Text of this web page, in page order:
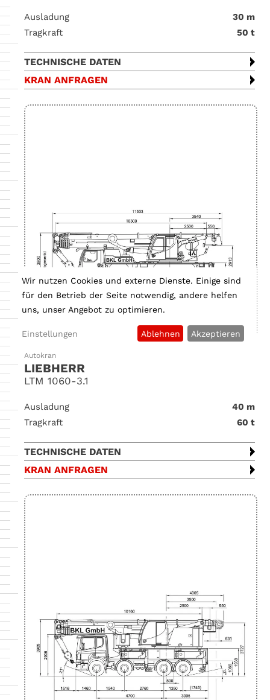
Ausladung
30 m
Tragkraft
50 t
TECHNISCHE DATEN
KRAN ANFRAGEN
Autokran
LIEBHERR
LTM 1060-3.1
Ausladung
40 m
Tragkraft
60 t
TECHNISCHE DATEN
KRAN ANFRAGEN
Wir nutzen Cookies und externe Dienste. Einige sind
für den Betrieb der Seite notwendig, andere helfen
uns, unser Angebot zu optimieren.
Einstellungen Ablehnen Akzeptieren